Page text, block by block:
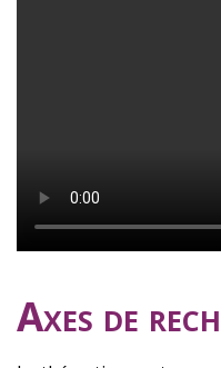
Axes de